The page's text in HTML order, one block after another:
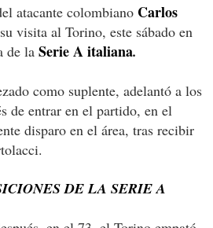
atacante colombiano Carlos
visita al Torino, este sábado en
de la Serie A italiana.
como suplente, adelantó a los
de entrar en el partido, en el
disparo en el área, tras recibir
DE LA SERIE A